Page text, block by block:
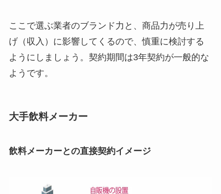
ここで選ぶ業者のブランド力と、商品力が売り上
げ（収入）に影響してくるので、慎重に検討する
ようにしましょう。契約期間は3年契約が一般的な
ようです。
大手飲料メーカー
飲料メーカーとの直接契約イメージ